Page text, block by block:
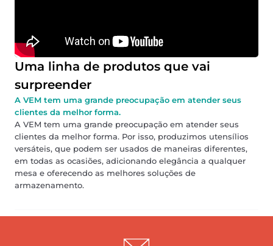
Uma linha de produtos que vai
surpreender
A VEM tem uma grande preocupação em atender seus
clientes da melhor forma.
A VEM tem uma grande preocupação em atender seus
clientes da melhor forma. Por isso, produzimos utensílios
versáteis, que podem ser usados de maneiras diferentes,
em todas as ocasiões, adicionando elegância a qualquer
mesa e oferecendo as melhores soluções de
armazenamento.